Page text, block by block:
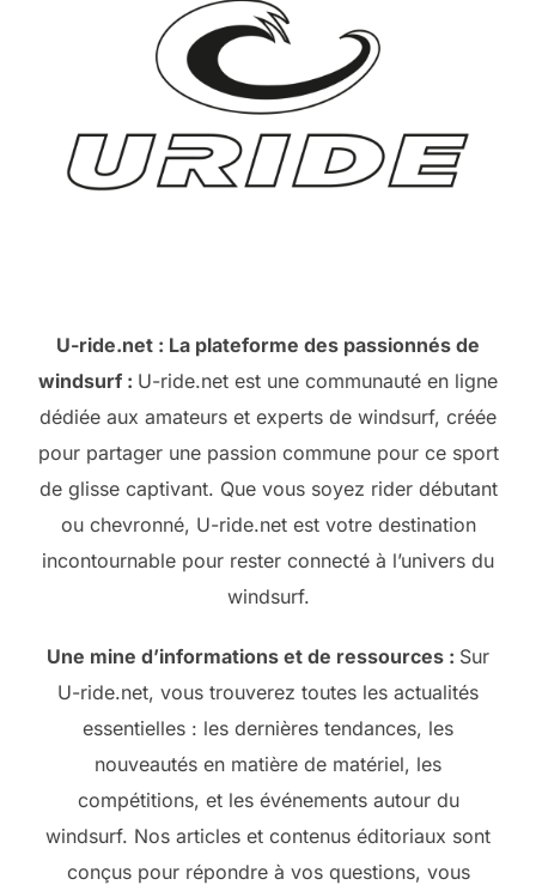
U-ride.net : La plateforme des passionnés de
windsurf : U-ride.net est une communauté en ligne
dédiée aux amateurs et experts de windsurf, créée
pour partager une passion commune pour ce sport
de glisse captivant. Que vous soyez rider débutant
ou chevronné, U-ride.net est votre destination
incontournable pour rester connecté à l’univers du
windsurf.
Une mine d’informations et de ressources : Sur
U-ride.net, vous trouverez toutes les actualités
essentielles : les dernières tendances, les
nouveautés en matière de matériel, les
compétitions, et les événements autour du
windsurf. Nos articles et contenus éditoriaux sont
conçus pour répondre à vos questions, vous